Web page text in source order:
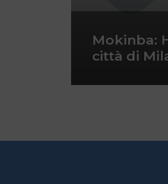
Mokinba:
città di